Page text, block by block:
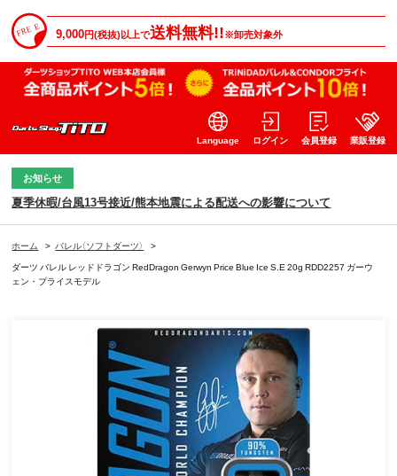
9,000円(税抜)以上で送料無料!!※卸売対象外
Language ログイン 会員登録 業販登録
お知らせ
夏季休暇/台風13号接近/熊本地震による配送への影響について
ホーム > バレル（ソフトダーツ）
>
ダーツ バレル レッドドラゴン RedDragon Gerwyn Price Blue Ice S.E 20g RDD2257 ガーウ
ェン・プライスモデル